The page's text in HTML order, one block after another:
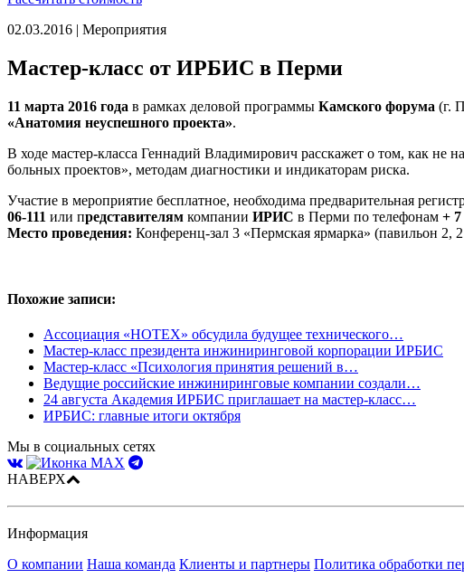
02.03.2016 | Мероприятия
Мастер-класс от ИРБИС в Перми
11 марта 2016 года в рамках деловой программы Камского форума (г.
«Анатомия неуспешного проекта».
В ходе мастер-класса Геннадий Владимирович расскажет о том, как не
больных проектов», методам диагностики и индикаторам риска.
Участие в мероприятие бесплатное, необходима предварительная
06-111 или представителям компании ИРИС в Перми по телефонам + 7
Место проведения: Конференц-зал 3 «Пермская ярмарка» (павильон 2,
Похожие записи:
Ассоциация «НОТЕХ» обсудила будущее технического…
Мастер-класс президента инжиниринговой корпорации ИРБИС
Мастер-класс «Психология принятия решений в…
Ведущие российские инжиниринговые компании создали…
24 августа Академия ИРБИС приглашает на мастер-класс…
ИРБИС: главные итоги октября
Мы в социальных сетях
НАВЕРХ
Информация
О компании Наша команда Клиенты и партнеры Политика обработки